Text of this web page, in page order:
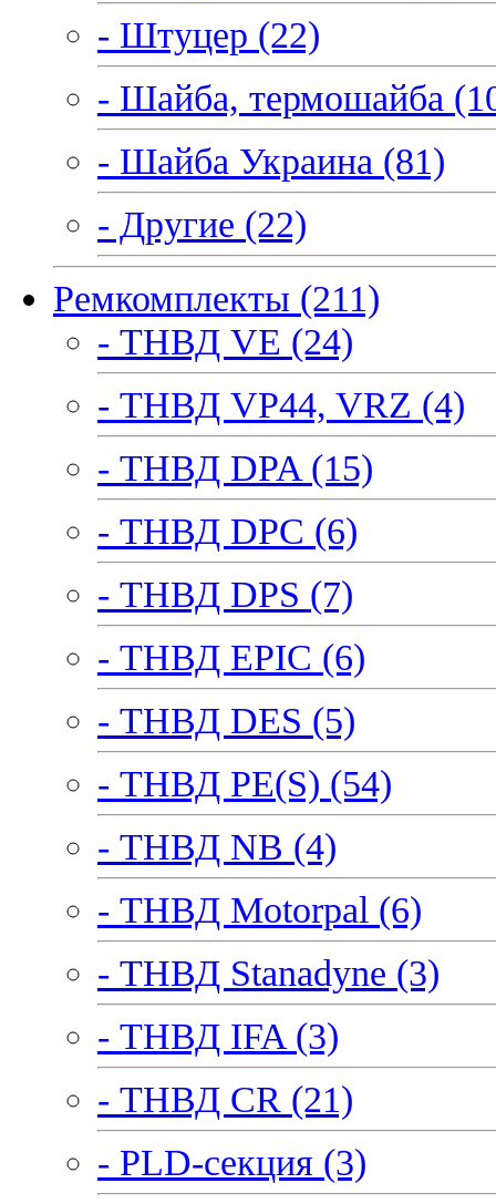
- Штуцер (22)
- Шайба, термошайба
- Шайба Украина (81)
- Другие (22)
Ремкомплекты (211)
- ТНВД VE (24)
- ТНВД VP44, VRZ (4)
- ТНВД DPA (15)
- ТНВД DPC (6)
- ТНВД DPS (7)
- ТНВД EPIC (6)
- ТНВД DES (5)
- ТНВД PE(S) (54)
- ТНВД NB (4)
- ТНВД Motorpal (6)
- ТНВД Stanadyne (3)
- ТНВД IFA (3)
- ТНВД CR (21)
- PLD-секция (3)